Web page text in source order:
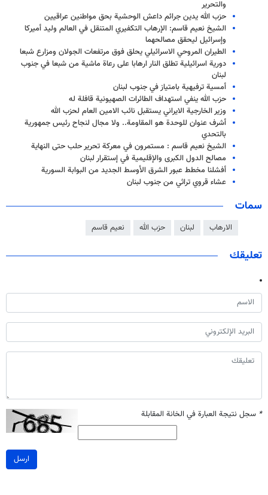
والتحرير
حزب الله يدين جرائم داعش الوحشية بحق مواطنين عراقيين
الشيخ نعيم قاسم: الإرهاب التكفيري المتنقل في العالم وليد أميركا
وإسرائيل ليحقق مصالحهما
الطيران المروحي الاسرائيلي يحلق فوق مرتفعات الجولان ومزارع شبعا
دورية اسرائيلية تطلق النار ارهابا على رعاة ماشية من شبعا في جنوب
لبنان
أمسية ترفيهية بامتياز في جنوب لبنان
حزب الله ينفي استهداف الطائرات الصهيونية قافلة له
وزير الخارجية الايراني يستقبل نائب الامين العام لحزب الله
أشرف عنوان للوحدة هو المقاومة.. ولا مجال لنجاح رئيس جمهورية
بالتحدي
الشيخ نعيم قاسم : مستمرون في معركة تحرير حلب حتى النهاية
مصالح الدول الكبرى والإقليمية في إستقرار لبنان
أفشلنا مخطط عبور الشرق الأوسط الجديد من البوابة السورية
عشاء قروي تراثي من جنوب لبنان
سمات
الارهاب لبنان حزب الله نعيم قاسم
تعليقك
* سجل نتيجة العبارة في الخانة المقابلة
ارسل